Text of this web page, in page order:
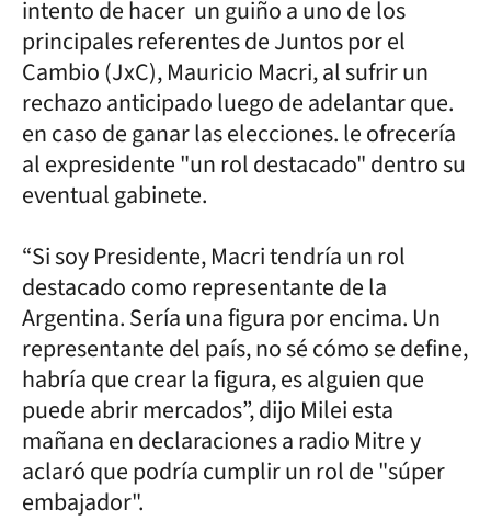
intento de hacer un guiño a uno de los
principales referentes de Juntos por el
Cambio (JxC), Mauricio Macri, al sufrir un
rechazo anticipado luego de adelantar que.
en caso de ganar las elecciones. le ofrecería
al expresidente "un rol destacado" dentro su
eventual gabinete.
“Si soy Presidente, Macri tendría un rol
destacado como representante de la
Argentina. Sería una figura por encima. Un
representante del país, no sé cómo se define,
habría que crear la figura, es alguien que
puede abrir mercados”, dijo Milei esta
mañana en declaraciones a radio Mitre y
aclaró que podría cumplir un rol de "súper
embajador".